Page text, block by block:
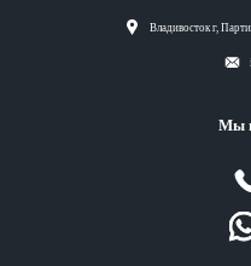
Владивосток г,
Мы